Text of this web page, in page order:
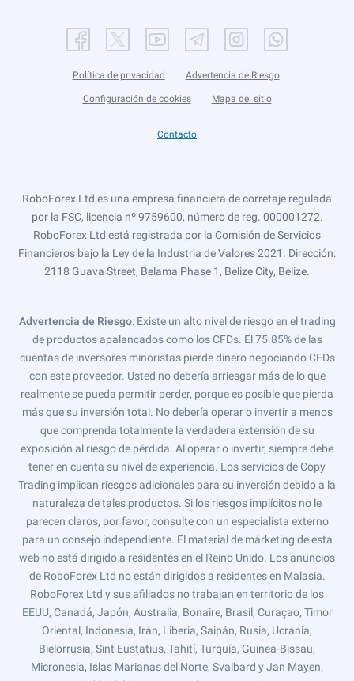
Política de privacidad Advertencia de Riesgo
Configuración de cookies Mapa del sitio
Contacto
RoboForex Ltd es una empresa financiera de corretaje regulada
por la FSC, licencia nº 9759600, número de reg. 000001272.
RoboForex Ltd está registrada por la Comisión de Servicios
Financieros bajo la Ley de la Industria de Valores 2021. Dirección:
2118 Guava Street, Belama Phase 1, Belize City, Belize.
Advertencia de Riesgo: Existe un alto nivel de riesgo en el trading
de productos apalancados como los CFDs. El 75.85% de las
cuentas de inversores minoristas pierde dinero negociando CFDs
con este proveedor. Usted no debería arriesgar más de lo que
realmente se pueda permitir perder, porque es posible que pierda
más que su inversión total. No debería operar o invertir a menos
que comprenda totalmente la verdadera extensión de su
exposición al riesgo de pérdida. Al operar o invertir, siempre debe
tener en cuenta su nivel de experiencia. Los servicios de Copy
Trading implican riesgos adicionales para su inversión debido a la
naturaleza de tales productos. Si los riesgos implícitos no le
parecen claros, por favor, consulte con un especialista externo
para un consejo independiente. El material de márketing de esta
web no está dirigido a residentes en el Reino Unido. Los anuncios
de RoboForex Ltd no están dirigidos a residentes en Malasia.
RoboForex Ltd y sus afiliados no trabajan en territorio de los
EEUU, Canadá, Japón, Australia, Bonaire, Brasil, Curaçao, Timor
Oriental, Indonesia, Irán, Liberia, Saipán, Rusia, Ucrania,
Bielorrusia, Sint Eustatius, Tahití, Turquía, Guinea-Bissau,
Micronesia, Islas Marianas del Norte, Svalbard y Jan Mayen,